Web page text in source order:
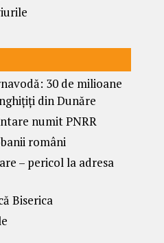
30 de milioane
din Dunăre
numit PNRR
români
– pericol la adresa
Biserica